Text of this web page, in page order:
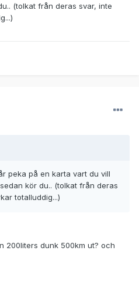
(tolkat från deras svar, inte
peka på en karta vart du vill
kör du.. (tolkat från deras
totalluddig...)
200liters dunk 500km ut? och